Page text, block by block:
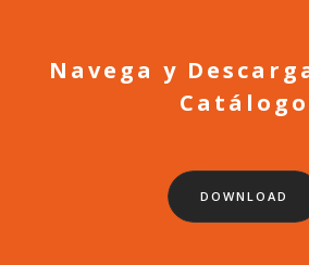
Navega y
Catálogo
DOWNLOAD